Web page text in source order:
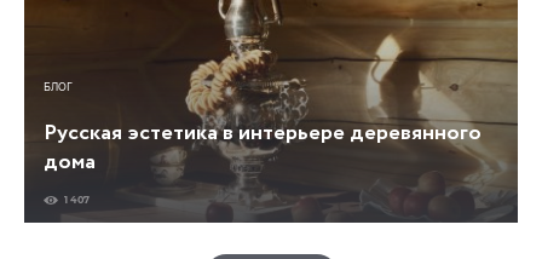
БЛОГ
Русская эстетика в интерьере деревянного
дома
1 407